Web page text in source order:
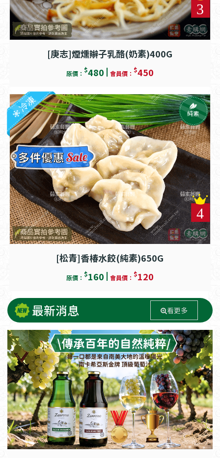
[庚志]煙燻辮子乳酪(奶素)400G
原價： $480 會員價： $450
[松青]香椿水餃(純素)650G
原價： $160 會員價： $120
冷凍 純素
最新消息 看更多